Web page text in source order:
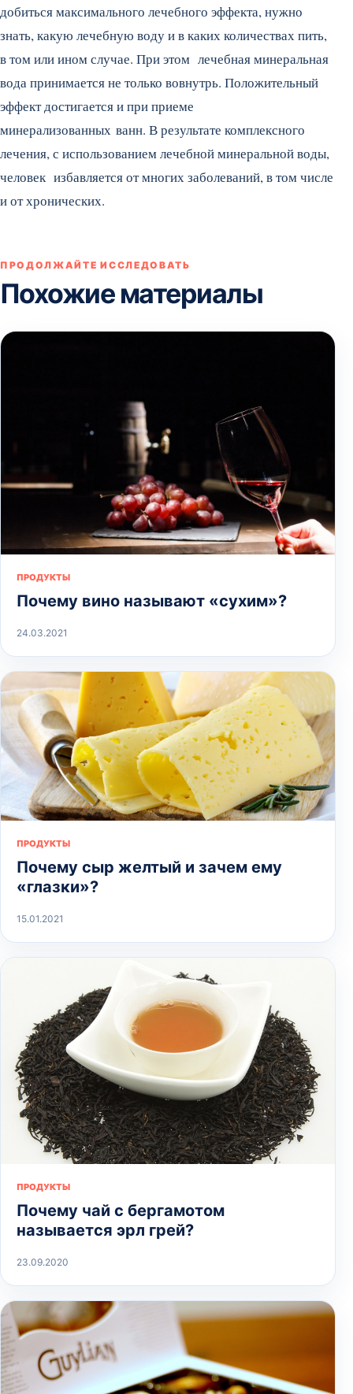
добиться максимального лечебного эффекта, нужно
знать, какую лечебную воду и в каких количествах пить,
в том или ином случае. При этом лечебная минеральная
вода принимается не только вовнутрь. Положительный
эффект достигается и при приеме
минерализованных ванн. В результате комплексного
лечения, с использованием лечебной минеральной воды,
человек избавляется от многих заболеваний, в том числе
и от хронических.
ПРОДОЛЖАЙТЕ ИССЛЕДОВАТЬ
Похожие материалы
ПРОДУКТЫ
Почему вино называют «сухим»?
24.03.2021
ПРОДУКТЫ
Почему сыр желтый и зачем ему
«глазки»?
15.01.2021
ПРОДУКТЫ
Почему чай с бергамотом
называется эрл грей?
23.09.2020